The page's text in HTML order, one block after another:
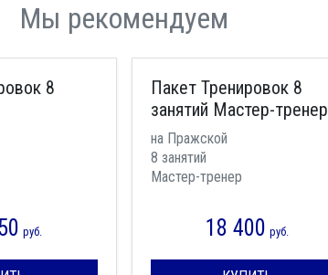
Мы рекомендуем
8
руб.
Пакет Тренировок 8
занятий Мастер-тренер
на Пражской
8 занятий
Мастер-тренер
18 400 руб.